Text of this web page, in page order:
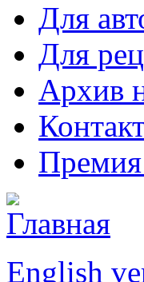
Для
Для
Архив
English